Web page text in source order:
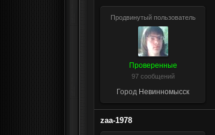
Продвинутый пользователь
Проверенные
97 сообщений
Город Невинномысск
zaa-1978